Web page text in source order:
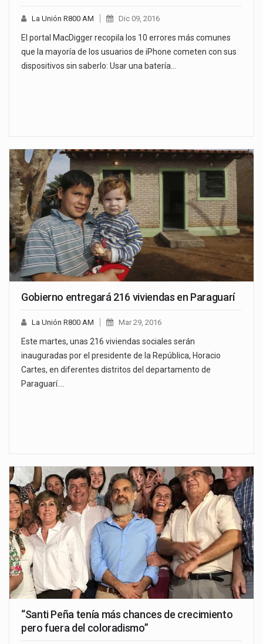
La Unión R800 AM Dic 09, 2016
El portal MacDigger recopila los 10 errores más comunes
que la mayoría de los usuarios de iPhone cometen con sus
dispositivos sin saberlo: Usar una batería…
Gobierno entregará 216 viviendas en Paraguarí
La Unión R800 AM Mar 29, 2016
Este martes, unas 216 viviendas sociales serán
inauguradas por el presidente de la República, Horacio
Cartes, en diferentes distritos del departamento de
Paraguarí.…
“Santi Peña tenía más chances de crecimiento
pero fuera del coloradismo”